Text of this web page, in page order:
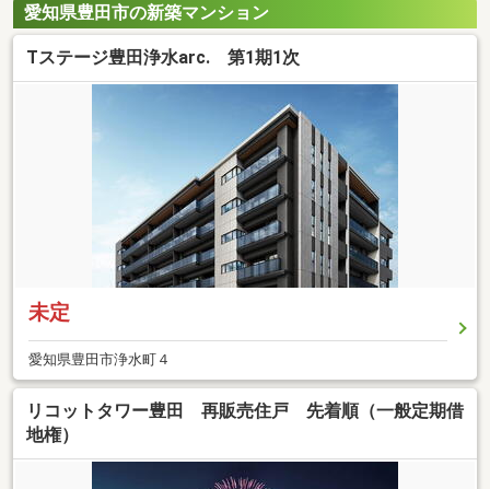
愛知県豊田市の新築マンション
Tステージ豊田浄水arc. 第1期1次
未定
愛知県豊田市浄水町４
リコットタワー豊田 再販売住戸 先着順（一般定期借
地権）